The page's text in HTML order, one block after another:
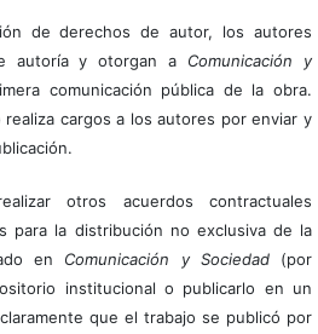
de derechos de autor, los autores
autoría y otorgan a Comunicación y
comunicación pública de la obra.
realiza cargos a los autores por enviar y
otros acuerdos contractuales
para la distribución no exclusiva de la
en Comunicación y Sociedad(por
institucional o publicarlo en un
que el trabajo se publicó por